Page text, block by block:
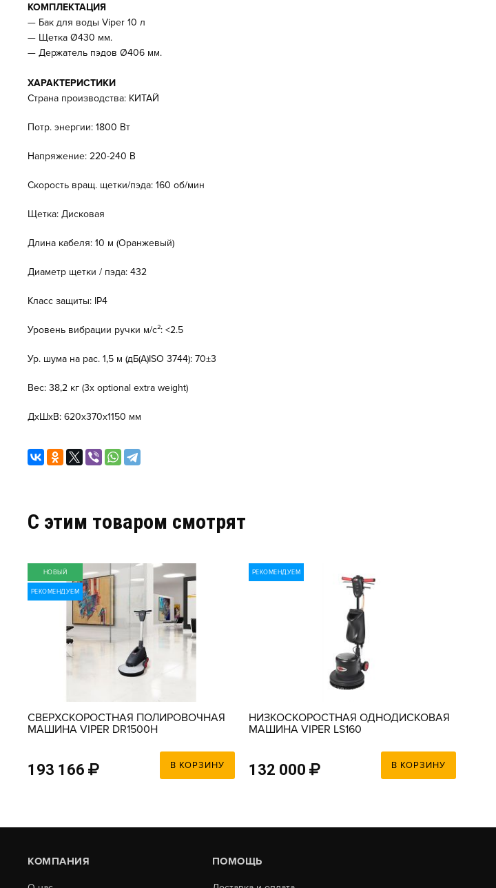
КОМПЛЕКТАЦИЯ
— Бак для воды Viper 10 л
— Щетка Ø430 мм.
— Держатель пэдов Ø406 мм.
ХАРАКТЕРИСТИКИ
Страна производства: КИТАЙ
Потр. энергии: 1800 Вт
Напряжение: 220-240 В
Скорость вращ. щетки/пэда: 160 об/мин
Щетка: Дисковая
Длина кабеля: 10 м (Оранжевый)
Диаметр щетки / пэда: 432
Класс защиты: IP4
Уровень вибрации ручки м/с²: <2.5
Ур. шума на рас. 1,5 м (дБ(A)ISO 3744): 70±3
Вес: 38,2 кг (3x optional extra weight)
ДxШxВ: 620x370x1150 мм
C этим товаром смотрят
НОВЫЙ
РЕКОМЕНДУЕМ
СВЕРХСКОРОСТНАЯ ПОЛИРОВОЧНАЯ
МАШИНА VIPER DR1500H
193 166 В КОРЗИНУ
РЕКОМЕНДУЕМ
НИЗКОСКОРОСТНАЯ ОДНОДИСКОВАЯ
МАШИНА VIPER LS160
132 000 В КОРЗИНУ
КОМПАНИЯ ПОМОЩЬ